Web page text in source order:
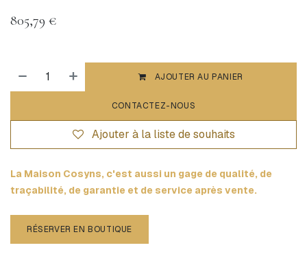
805,79 €
AJOUTER AU PANIER
CONTACTEZ-NOUS
Ajouter à la liste de souhaits
La Maison Cosyns, c'est aussi un gage de qualité, de
traçabilité, de garantie et de service après vente.
RÉSERVER EN BOUTIQUE